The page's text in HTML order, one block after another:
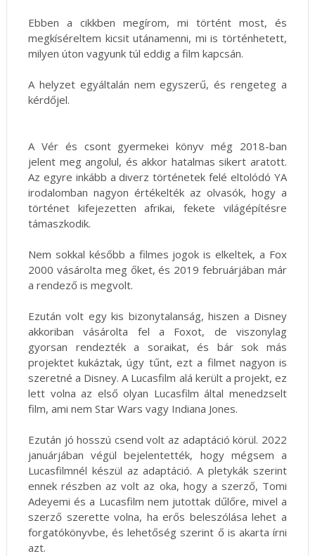
Ebben a cikkben megírom, mi történt most, és
megkíséreltem kicsit utánamenni, mi is történhetett,
milyen úton vagyunk túl eddig a film kapcsán.
A helyzet egyáltalán nem egyszerű, és rengeteg a
kérdőjel.
A Vér és csont gyermekei könyv még 2018-ban
jelent meg angolul, és akkor hatalmas sikert aratott.
Az egyre inkább a diverz történetek felé eltolódó YA
irodalomban nagyon értékelték az olvasók, hogy a
történet kifejezetten afrikai, fekete világépítésre
támaszkodik.
Nem sokkal később a filmes jogok is elkeltek, a Fox
2000 vásárolta meg őket, és 2019 februárjában már
a rendező is megvolt.
Ezután volt egy kis bizonytalanság, hiszen a Disney
akkoriban vásárolta fel a Foxot, de viszonylag
gyorsan rendezték a soraikat, és bár sok más
projektet kukáztak, úgy tűnt, ezt a filmet nagyon is
szeretné a Disney. A Lucasfilm alá került a projekt, ez
lett volna az első olyan Lucasfilm által menedzselt
film, ami nem Star Wars vagy Indiana Jones.
Ezután jó hosszú csend volt az adaptáció körül. 2022
januárjában végül bejelentették, hogy mégsem a
Lucasfilmnél készül az adaptáció. A pletykák szerint
ennek részben az volt az oka, hogy a szerző, Tomi
Adeyemi és a Lucasfilm nem jutottak dűlőre, mivel a
szerző szerette volna, ha erős beleszólása lehet a
forgatókönyvbe, és lehetőség szerint ő is akarta írni
azt.